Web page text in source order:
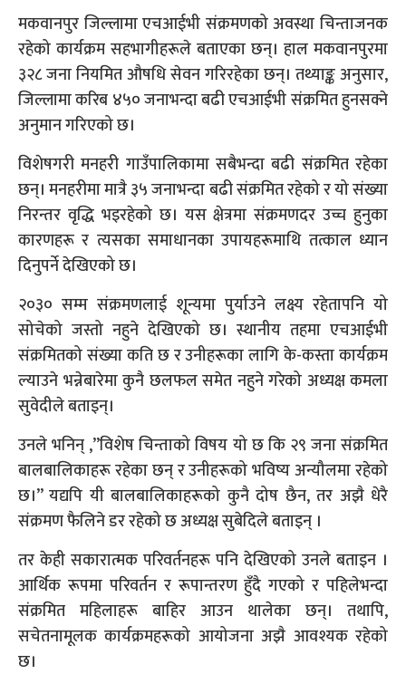
मकवानपुर जिल्लामा एचआईभी संक्रमणको अवस्था चिन्ताजनक
रहेको कार्यक्रम सहभागीहरूले बताएका छन्। हाल मकवानपुरमा
३२८ जना नियमित औषधि सेवन गरिरहेका छन्। तथ्याङ्क अनुसार,
जिल्लामा करिब ४५० जनाभन्दा बढी एचआईभी संक्रमित हुनसक्ने
अनुमान गरिएको छ।
विशेषगरी मनहरी गाउँपालिकामा सबैभन्दा बढी संक्रमित रहेका
छन्। मनहरीमा मात्रै ३५ जनाभन्दा बढी संक्रमित रहेको र यो संख्या
निरन्तर वृद्धि भइरहेको छ। यस क्षेत्रमा संक्रमणदर उच्च हुनुका
कारणहरू र त्यसका समाधानका उपायहरूमाथि तत्काल ध्यान
दिनुपर्ने देखिएको छ।
२०३० सम्म संक्रमणलाई शून्यमा पुर्याउने लक्ष्य रहेतापनि यो
सोचेको जस्तो नहुने देखिएको छ। स्थानीय तहमा एचआईभी
संक्रमितको संख्या कति छ र उनीहरूका लागि के-कस्ता कार्यक्रम
ल्याउने भन्नेबारेमा कुनै छलफल समेत नहुने गरेको अध्यक्ष कमला
सुवेदीले बताइन्।
उनले भनिन् ,”विशेष चिन्ताको विषय यो छ कि २९ जना संक्रमित
बालबालिकाहरू रहेका छन् र उनीहरूको भविष्य अन्यौलमा रहेको
छ।” यद्यपि यी बालबालिकाहरूको कुनै दोष छैन, तर अझै धेरै
संक्रमण फैलिने डर रहेको छ अध्यक्ष सुबेदिले बताइन् ।
तर केही सकारात्मक परिवर्तनहरू पनि देखिएको उनले बताइन ।
आर्थिक रूपमा परिवर्तन र रूपान्तरण हुँदै गएको र पहिलेभन्दा
संक्रमित महिलाहरू बाहिर आउन थालेका छन्। तथापि,
सचेतनामूलक कार्यक्रमहरूको आयोजना अझै आवश्यक रहेको
छ।